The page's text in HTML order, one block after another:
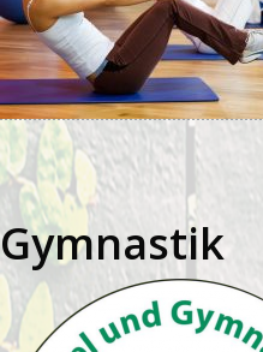
Gymnastik